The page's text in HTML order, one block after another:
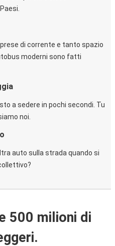
di corrente e tanto spazio
moderni sono fatti
a sedere in pochi secondi. Tu
noi.
auto sulla strada quando si
500 milioni di